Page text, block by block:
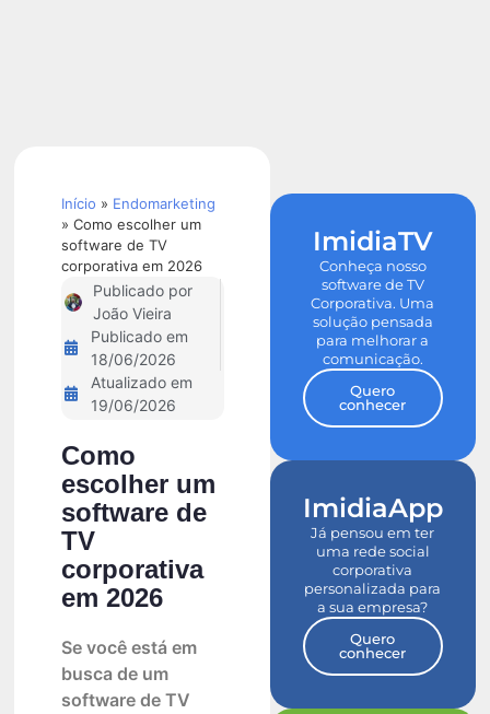
Início » Endomarketing
» Como escolher um
software de TV
corporativa em 2026
Publicado por
João Vieira
Publicado em
18/06/2026
Atualizado em
19/06/2026
Como
escolher um
software de
TV
corporativa
em 2026
Se você está em
busca de um
software de TV
ImidiaTV
Conheça nosso
software de TV
Corporativa. Uma
solução pensada
para melhorar a
comunicação.
Quero
conhecer
ImidiaApp
Já pensou em ter
uma rede social
corporativa
personalizada para
a sua empresa?
Quero
conhecer